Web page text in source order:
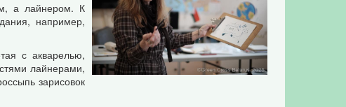
а лайнером. К
например,
с акварелью,
лайнерами,
зарисовок